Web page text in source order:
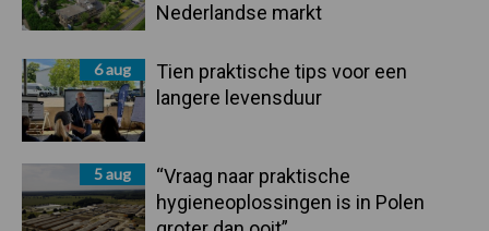
Nederlandse markt
6 aug
Tien praktische tips voor een
langere levensduur
5 aug
“Vraag naar praktische
hygieneoplossingen is in Polen